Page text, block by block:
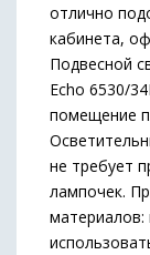
отлично
кабинета,
Подвесной
Echo 6530/
помещение
не требует
лампочек.